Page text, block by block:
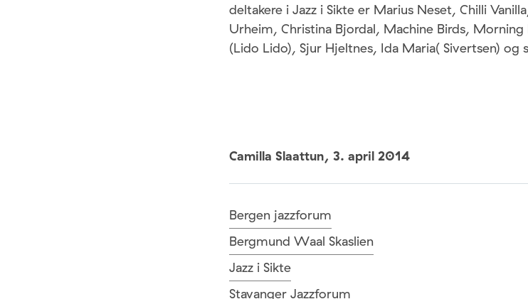
deltakere i Jazz i Sikte er Marius Neset, Chilli
Urheim, Christina Bjordal, Machine Birds,
(Lido Lido), Sjur Hjeltnes, Ida Maria( Sivertsen) og
Camilla Slaattun, 3. april 2014
Bergen jazzforum
Bergmund Waal Skaslien
Jazz i Sikte
Stavanger Jazzforum